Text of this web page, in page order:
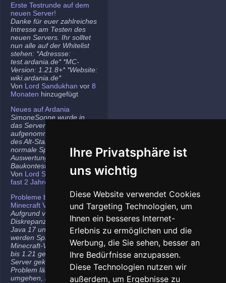
Ihre Privatsphäre ist
uns wichtig
Diese Website verwendet Cookies
und Targeting Technologien, um
Ihnen ein besseres Internet-
Erlebnis zu ermöglichen und die
Werbung, die Sie sehen, besser an
Ihre Bedürfnisse anzupassen.
Diese Technologien nutzen wir
außerdem, um Ergebnisse zu
Erste Testrunde auf dem
neuen Server!
Danke für euer zahlreiches
Intresse am Testen des
neuen Servers. Ihr solltet
nun alle auf der Whitelist
stehen: *Adressse:
test.ardania.de* *MC-
Version: 1.21.8+* *Website:
wiki.ardania.de*
Von Lord Sandukhan vor 8
Monaten hinzugefügt
Neues auf Ardania
SimoneSonne wurde in
das Server-Team
aufgenommen, Freigabe
des Alt-Stammi Ranges für
normale Spieler,
Auswertung des letzten
Baukontest.
Von Lord Sandukhanvor
fast 2 Jahren
Probleme bei neueren
Minecraft Versionen
Aufgrund von
Diskrepanzen zwischen
Java 17 und Java 21
werden Spieler auf den
Minecraft-Versionen 1.20.5
bis 1.21 gelegentlich vom
Server gekickt. Das
Problem lässt sich
umgehen, indem ihr die